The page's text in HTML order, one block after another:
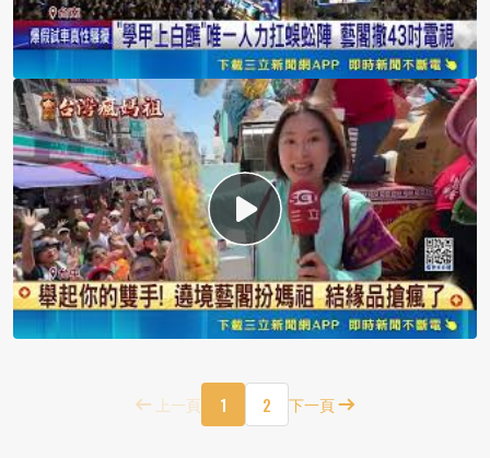
上一頁 1 2 下一頁